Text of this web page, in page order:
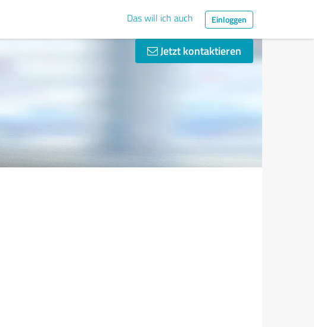
Das will ich auch Einloggen
Jetzt kontaktieren